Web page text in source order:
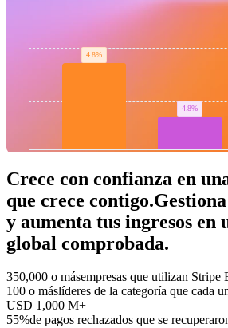
4.8%
4.8%
Crece con confianza en
que crece contigo.
y aumenta tus ingresos en
global comprobada.
350,000 o másempresas que utilizan Stripe
100 o máslíderes de la categoría que cada
USD 1,000 M+
55%de pagos rechazados que se